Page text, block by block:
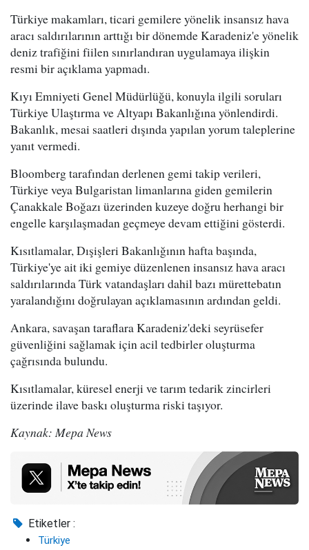
Türkiye makamları, ticari gemilere yönelik insansız hava
aracı saldırılarının arttığı bir dönemde Karadeniz'e yönelik
deniz trafiğini fiilen sınırlandıran uygulamaya ilişkin
resmi bir açıklama yapmadı.
Kıyı Emniyeti Genel Müdürlüğü, konuyla ilgili soruları
Türkiye Ulaştırma ve Altyapı Bakanlığına yönlendirdi.
Bakanlık, mesai saatleri dışında yapılan yorum taleplerine
yanıt vermedi.
Bloomberg tarafından derlenen gemi takip verileri,
Türkiye veya Bulgaristan limanlarına giden gemilerin
Çanakkale Boğazı üzerinden kuzeye doğru herhangi bir
engelle karşılaşmadan geçmeye devam ettiğini gösterdi.
Kısıtlamalar, Dışişleri Bakanlığının hafta başında,
Türkiye'ye ait iki gemiye düzenlenen insansız hava aracı
saldırılarında Türk vatandaşları dahil bazı mürettebatın
yaralandığını doğrulayan açıklamasının ardından geldi.
Ankara, savaşan taraflara Karadeniz'deki seyrüsefer
güvenliğini sağlamak için acil tedbirler oluşturma
çağrısında bulundu.
Kısıtlamalar, küresel enerji ve tarım tedarik zincirleri
üzerinde ilave baskı oluşturma riski taşıyor.
Kaynak: Mepa News
Etiketler :
Türkiye